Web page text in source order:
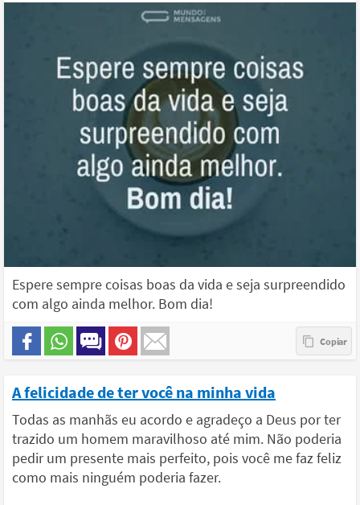
Espere sempre coisas boas da vida e seja surpreendido
com algo ainda melhor. Bom dia!
A felicidade de ter você na minha vida
Todas as manhãs eu acordo e agradeço a Deus por ter
trazido um homem maravilhoso até mim. Não poderia
pedir um presente mais perfeito, pois você me faz feliz
como mais ninguém poderia fazer.